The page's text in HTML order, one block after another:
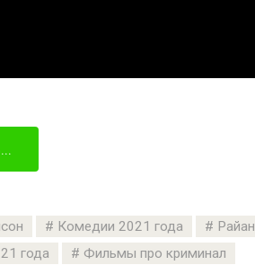
Комедии 2021 года
Райан
года Фильмы про криминал